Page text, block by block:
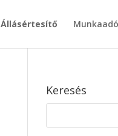
Állásértesítő
Keresés